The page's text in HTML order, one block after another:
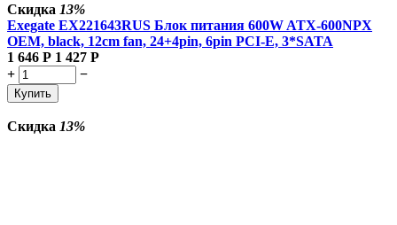
Скидка 13%
Exegate EX221643RUS Блок питания 600W ATX-600NPX
OEM, black, 12cm fan, 24+4pin, 6pin PCI-E, 3*SATA
1 646 Р 1 427 Р
+
−
Купить
Скидка 13%